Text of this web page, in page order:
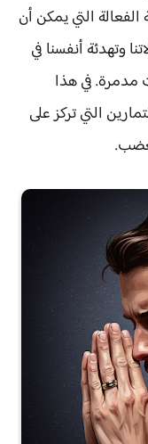
التي يمكن أن
وتهدئة أنفسنا في
مدمرة. في هذا
التي تركز على